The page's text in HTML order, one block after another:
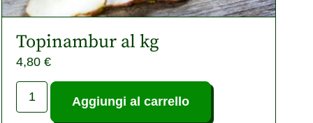
Topinambur al kg
4,80€
Aggiungi al carrello